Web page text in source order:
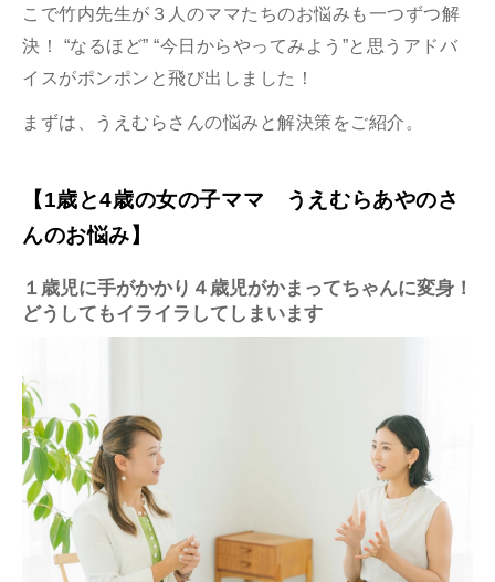
こで竹内先生が３人のママたちのお悩みも一つずつ解
決！ “なるほど” “今日からやってみよう”と思うアドバ
イスがポンポンと飛び出しました！
まずは、うえむらさんの悩みと解決策をご紹介。
【1歳と4歳の女の子ママ うえむらあやのさ
んのお悩み】
１歳児に手がかかり４歳児がかまってちゃんに変身！
どうしてもイライラしてしまいます